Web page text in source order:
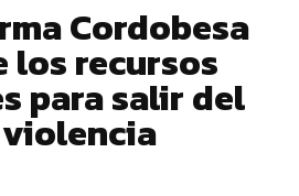
Cordobesa
los recursos
para salir del